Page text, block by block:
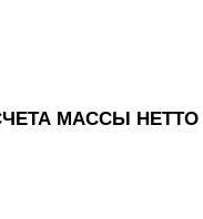
МАССЫ НЕТТО